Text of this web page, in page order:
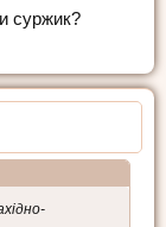
суржик?